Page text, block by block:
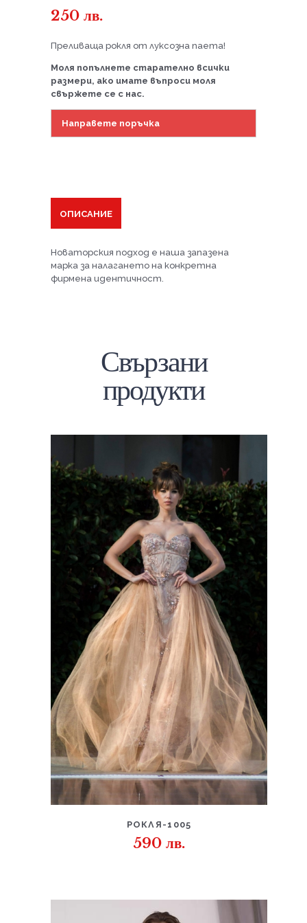
250 лв.
Преливаща рокля от луксозна паета!
Моля попълнете старателно всички
размери, ако имате въпроси моля
свържете се с нас.
Направете поръчка
ОПИСАНИЕ
Новаторския подход е наша запазена
марка за налагането на конкретна
фирмена идентичност.
Свързани
продукти
РОКЛЯ-1005
590 лв.